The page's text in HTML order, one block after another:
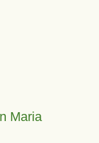
Maria